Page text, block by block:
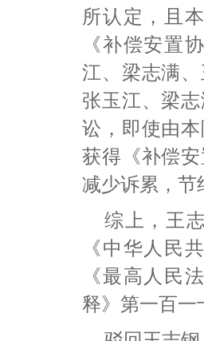
所认定，且
《补偿安置
江、梁志满
张玉江、梁
讼，即使由
获得《补偿
减少诉累，节
综上，王
《中华人民
《最高人民
释》第一百一